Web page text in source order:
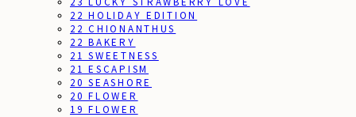
22 HOLIDAY EDITION
22 CHIONANTHUS
22 BAKERY
21 SWEETNESS
21 ESCAPISM
20 SEASHORE
20 FLOWER
19 FLOWER